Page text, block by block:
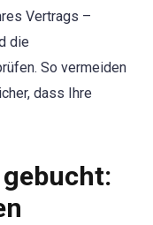
Vertrags –
die
So vermeiden
dass Ihre